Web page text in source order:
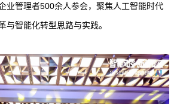
业管理者500余人参会，聚焦人工智能时代
与智能化转型思路与实践。